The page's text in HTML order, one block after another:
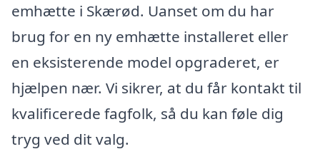
emhætte i Skærød. Uanset om du har
brug for en ny emhætte installeret eller
en eksisterende model opgraderet, er
hjælpen nær. Vi sikrer, at du får kontakt til
kvalificerede fagfolk, så du kan føle dig
tryg ved dit valg.